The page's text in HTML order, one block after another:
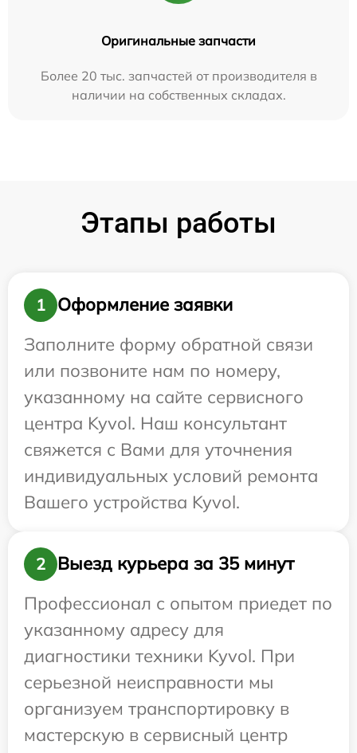
Оригинальные запчасти
Более 20 тыс. запчастей от производителя в
наличии на собственных складах.
Этапы работы
1
Оформление заявки
Заполните форму обратной связи
или позвоните нам по номеру,
указанному на сайте сервисного
центра Kyvol. Наш консультант
свяжется с Вами для уточнения
индивидуальных условий ремонта
Вашего устройства Kyvol.
2
Выезд курьера за 35 минут
Профессионал с опытом приедет по
указанному адресу для
диагностики техники Kyvol. При
серьезной неисправности мы
организуем транспортировку в
мастерскую в сервисный центр